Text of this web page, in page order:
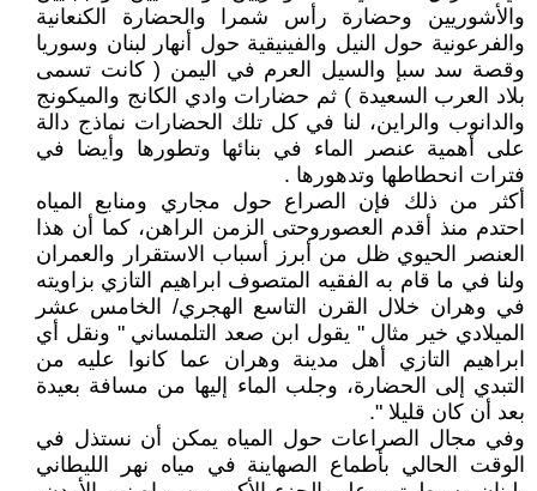
والأشوريين وحضارة رأس شمرا والحضارة الكنعانية
والفرعونية حول النيل والفينيقية حول أنهار لبنان وسوريا
وقصة سد سبإ والسيل العرم في اليمن ( كانت تسمى
بلاد العرب السعيدة ) ثم حضارات وادي الكانج والميكونج
والدانوب والراين، لنا في كل تلك الحضارات نماذج دالة
على أهمية عنصر الماء في بنائها وتطورها وأيضا في
فترات انحطاطها وتدهورها .
أكثر من ذلك فإن الصراع حول مجاري ومنابع المياه
احتدم منذ أقدم العصوروحتى الزمن الراهن، كما أن هذا
العنصر الحيوي ظل من أبرز أسباب الاستقرار والعمران
ولنا في ما قام به الفقيه المتصوف ابراهيم التازي بزاويته
في وهران خلال القرن التاسع الهجري/ الخامس عشر
الميلادي خير مثال " يقول ابن صعد التلمساني " ونقل أي
ابراهيم التازي أهل مدينة وهران عما كانوا عليه من
التبدي إلى الحضارة، وجلب الماء إليها من مسافة بعيدة
بعد أن كان قليلا ".
وفي مجال الصراعات حول المياه يمكن أن نستذل في
الوقت الحالي بأطماع الصهاينة في مياه نهر الليطاني